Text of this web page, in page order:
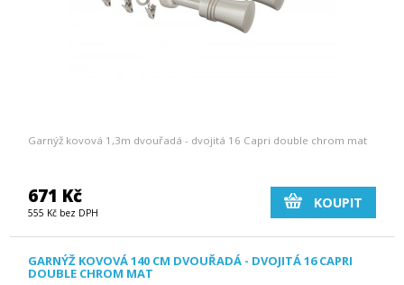
Garnýž kovová 1,3m dvouřadá - dvojitá 16 Capri double chrom mat
671 Kč
555 Kč bez DPH
KOUPIT
GARNÝŽ KOVOVÁ 140 CM DVOUŘADÁ - DVOJITÁ 16 CAPRI
DOUBLE CHROM MAT